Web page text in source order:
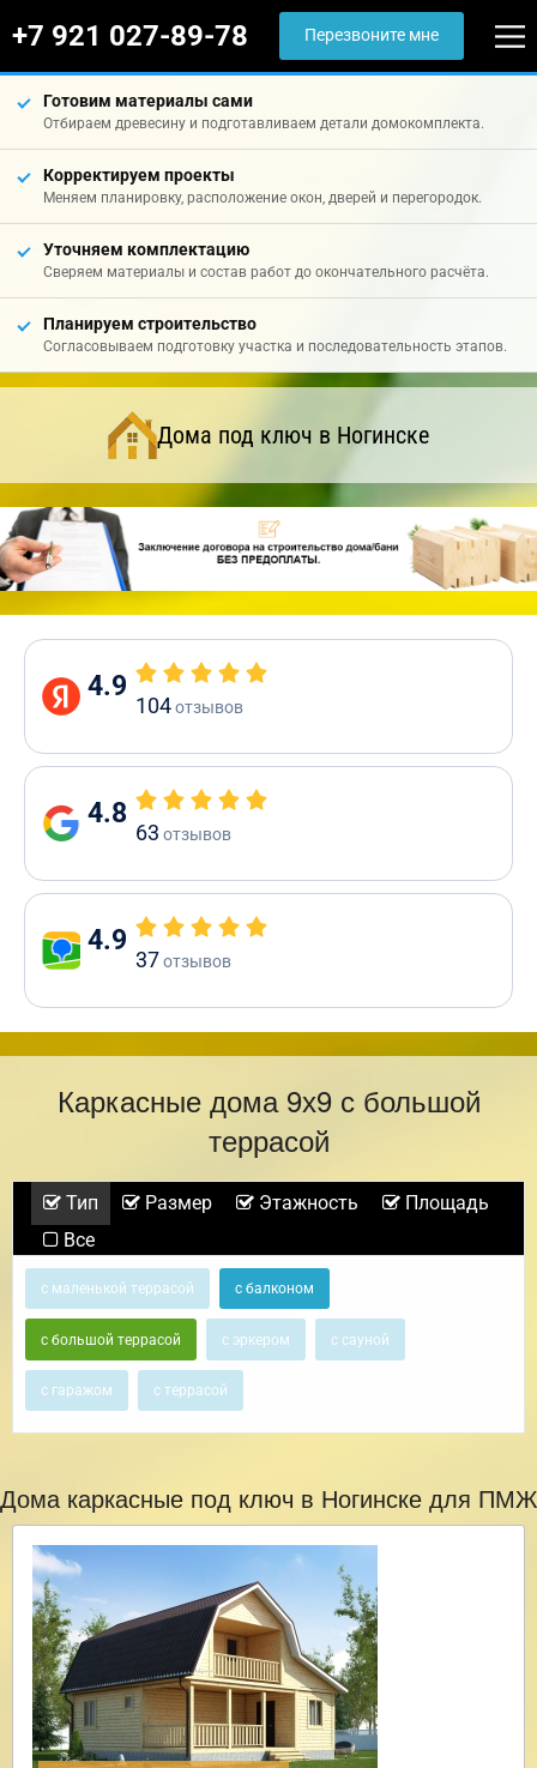
+7 921 027-89-78 Перезвоните мне
Готовим материалы сами
Отбираем древесину и подготавливаем детали домокомплекта.
Корректируем проекты
Меняем планировку, расположение окон, дверей и перегородок.
Уточняем комплектацию
Сверяем материалы и состав работ до окончательного расчёта.
Планируем строительство
Согласовываем подготовку участка и последовательность этапов.
Дома под ключ в Ногинске
4.9
104отзывов
4.8
63 отзывов
4.9
37отзывов
Каркасные дома 9х9 с большой
террасой
Тип Размер Этажность
Площадь
Все
с маленькой террасой с балконом
с большой террасой с эркером с сауной
с гаражом с террасой
Дома каркасные под ключ в Ногинске для ПМЖ